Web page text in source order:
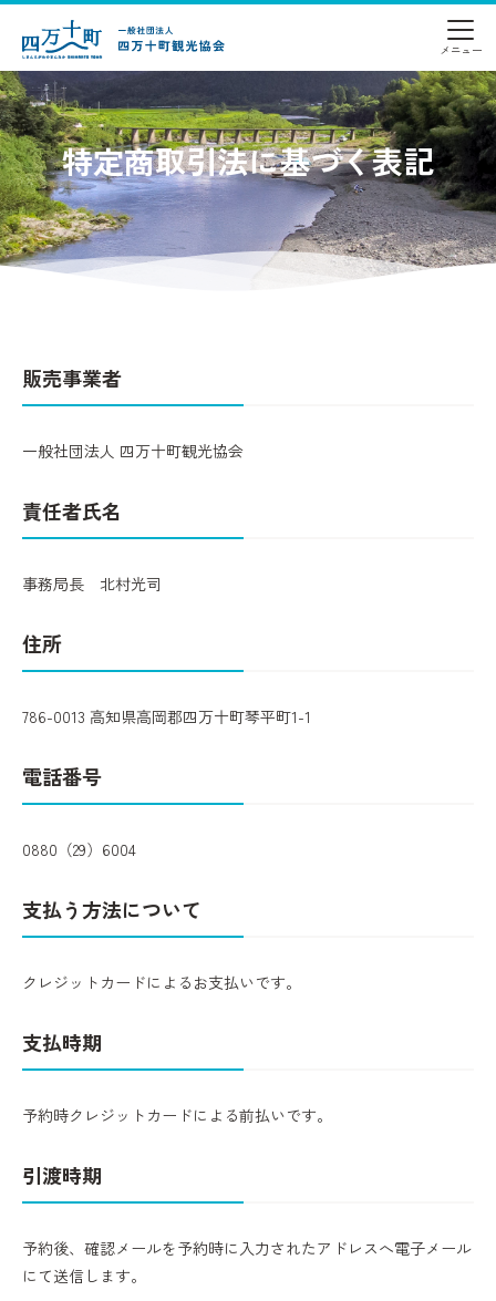
特定商取引法に基づく表記
販売事業者
一般社団法人 四万十町観光協会
責任者氏名
事務局長 北村光司
住所
786-0013 高知県高岡郡四万十町琴平町1-1
電話番号
0880（29）6004
支払う方法について
クレジットカードによるお支払いです。
支払時期
予約時クレジットカードによる前払いです。
引渡時期
予約後、確認メールを予約時に入力されたアドレスへ電子メール
にて送信します。